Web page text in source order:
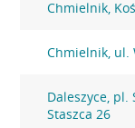
Chmielnik,
Chmielnik, ul.
Daleszyce, pl.
Staszca 26